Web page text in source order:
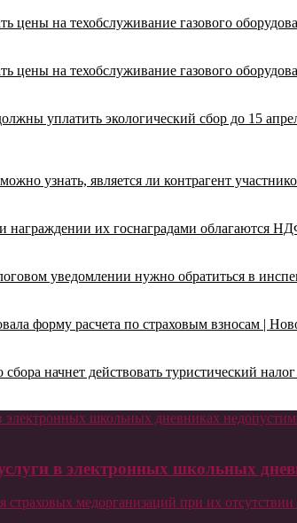
цены на техобслуживание газового
цены на техобслуживание газового
уплатить экологический сбор до 15
узнать, является ли контрагент
их госнаградами облагаются
уведомлении нужно обратиться в
форму расчета по страховым взносам |
сбора начнет действовать туристический
электронных школьных дневниках
в электронных школьных
медорганизаций при их